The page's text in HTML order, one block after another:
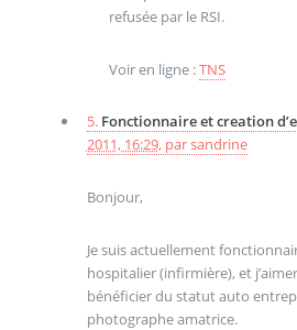
refusée par le RSI.
Voir en ligne :TNS
5. Fonctionnaire et creation
2011, 16:29, parsandrine
Bonjour,
Je suis actuellement
hospitalier (infirmière), et
bénéficier du statut auto
photographe amatrice.